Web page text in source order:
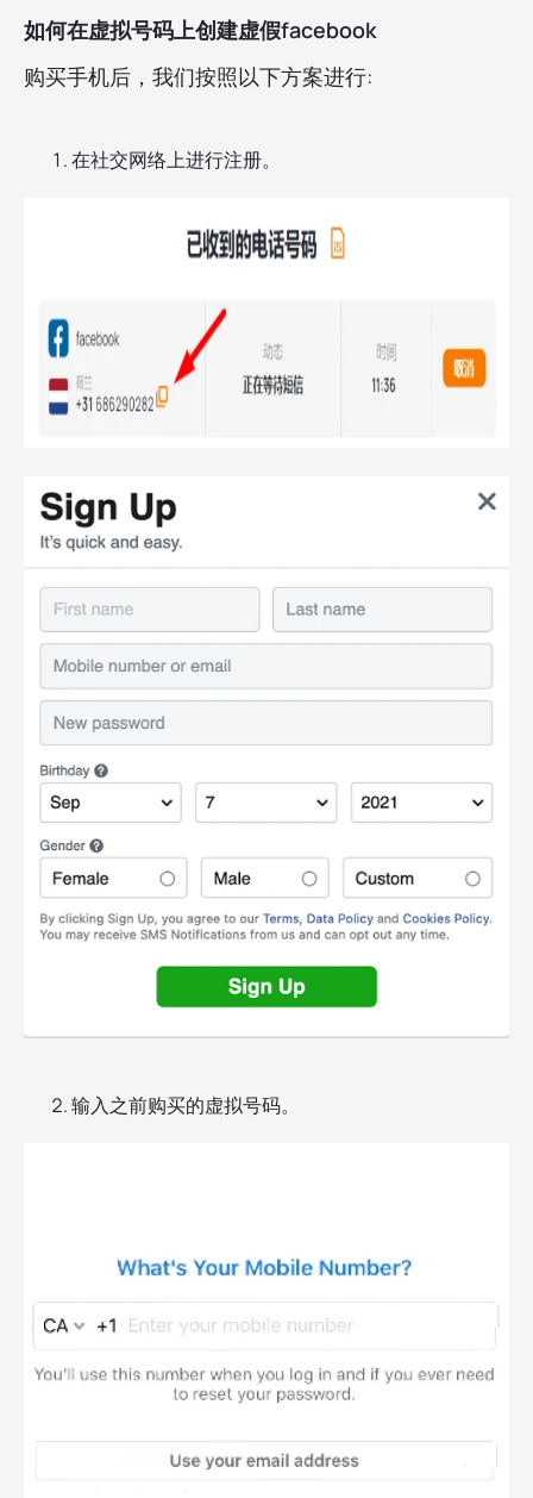
如何在虚拟号码上创建虚假facebook
购买手机后，我们按照以下方案进行:
在社交网络上进行注册。
输入之前购买的虚拟号码。